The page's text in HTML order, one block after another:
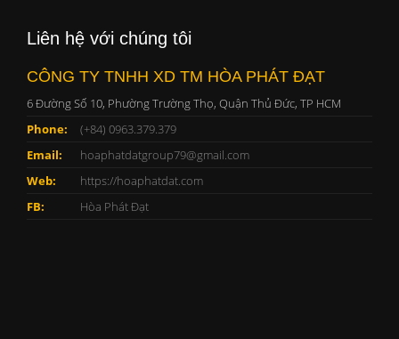
Liên hệ với chúng tôi
CÔNG TY TNHH XD TM HÒA PHÁT ĐẠT
6 Đường Số 10, Phường Trường Thọ, Quận Thủ Đức, TP HCM
Phone:
(+84) 0963.379.379
Email:
hoaphatdatgroup79@gmail.com
Web:
https://hoaphatdat.com
FB:
Hòa Phát Đạt